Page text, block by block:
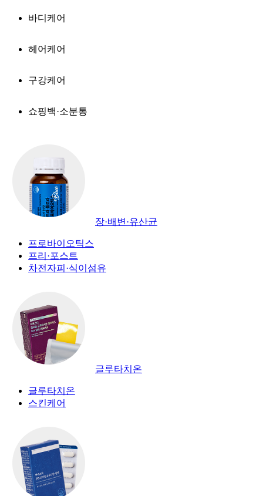
바디케어
헤어케어
구강케어
쇼핑백·소분통
장·배변·유산균
프로바이오틱스
프리·포스트
차전자피·식이섬유
글루타치온
글루타치온
스킨케어